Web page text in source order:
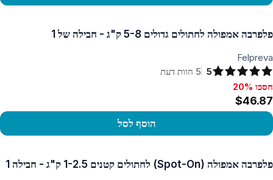
פלפרבה אמפולה לחתולים גדולים 5-8 ק"ג - חבילה של 1
Felpreva
5
5 חוות דעת
חסכו 20%, $46.87
חסכו 20%
$46.87
הוסף לסל
פלפרבה אמפולה (Spot-On) לחתולים קטנים 1-2.5 ק"ג - חבילה 1